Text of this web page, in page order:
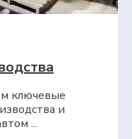
ключевые
и
...